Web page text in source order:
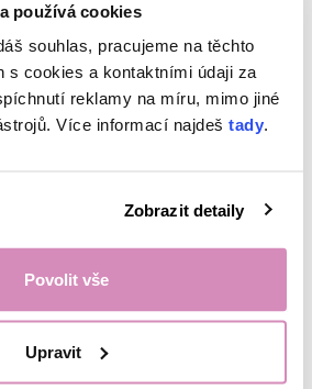
používá cookies
souhlas, pracujeme na těchto
s cookies a kontaktními údaji za
reklamy na míru, mimo jiné
Více informací najdeš tady.
Zobrazit detaily
Povolit vše
Upravit